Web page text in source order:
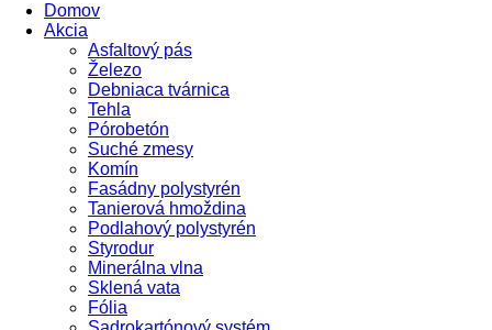
Domov
Akcia
Asfaltový pás
Železo
Debniaca tvárnica
Tehla
Pórobetón
Suché zmesy
Komín
Fasádny polystyrén
Tanierová hmoždina
Podlahový polystyrén
Styrodur
Minerálna vlna
Sklená vata
Fólia